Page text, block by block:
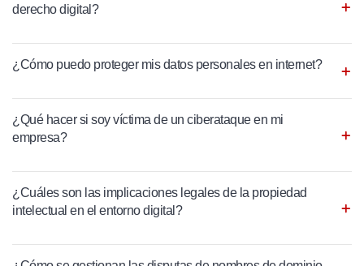
derecho digital?
¿Cómo puedo proteger mis datos personales en internet?
¿Qué hacer si soy víctima de un ciberataque en mi
empresa?
¿Cuáles son las implicaciones legales de la propiedad
intelectual en el entorno digital?